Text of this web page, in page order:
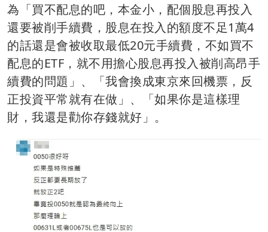
為「買不配息的吧，本金小，配個股息再投入
還要被削手續費，股息在投入的額度不足1萬4
的話還是會被收取最低20元手續費，不如買不
配息的ETF，就不用擔心股息再投入被削高昂手
續費的問題」、「我會換成東京來回機票，反
正投資平常就有在做」、「如果你是這樣理
財，我還是勸你存錢就好」。